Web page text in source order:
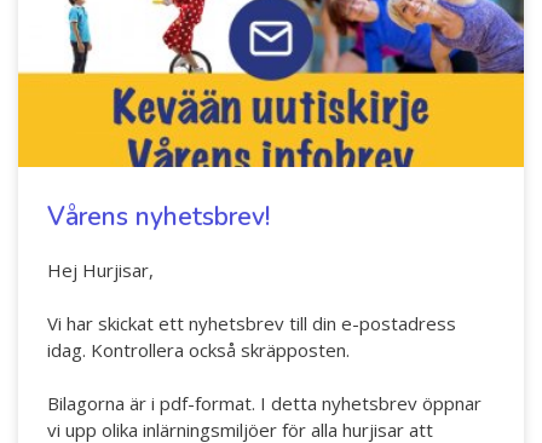
Vårens nyhetsbrev!
Hej Hurjisar,
Vi har skickat ett nyhetsbrev till din e-postadress
idag. Kontrollera också skräpposten.
Bilagorna är i pdf-format. I detta nyhetsbrev öppnar
vi upp olika inlärningsmiljöer för alla hurjisar att